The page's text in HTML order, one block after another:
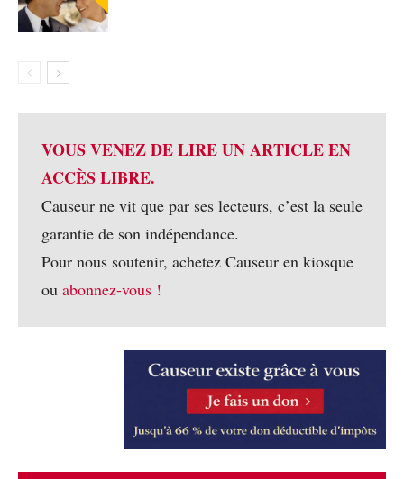
VOUS VENEZ DE LIRE UN ARTICLE EN
ACCÈS LIBRE.
Causeur ne vit que par ses lecteurs, c’est la seule
garantie de son indépendance.
Pour nous soutenir, achetez Causeur en kiosque
ou abonnez-vous !